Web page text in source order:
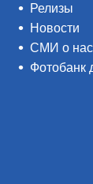
Релизы
Новости
СМИ о нас
Фотобанк